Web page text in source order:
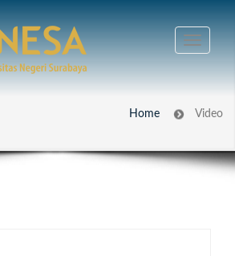
Home Video